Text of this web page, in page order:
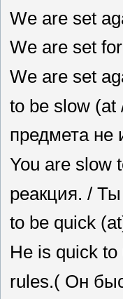
We are set
We are set
We are set
to be slow
предмета не
You are slow
реакция. /
to be quick
He is quick
rules.( Он